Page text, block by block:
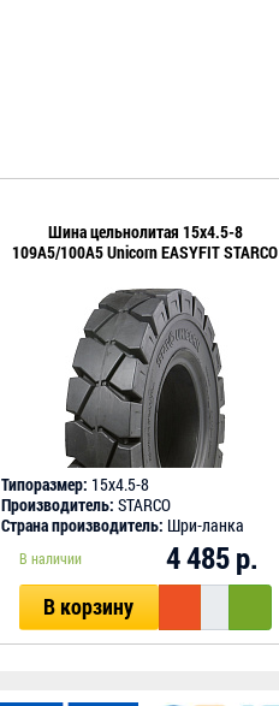
Шина цельнолитая 15x4.5-8
109A5/100A5 Unicorn EASYFIT STARCO
Типоразмер: 15x4.5-8
Производитель: STARCO
Страна производитель: Шри-ланка
В наличии 4 485 р.
В корзину